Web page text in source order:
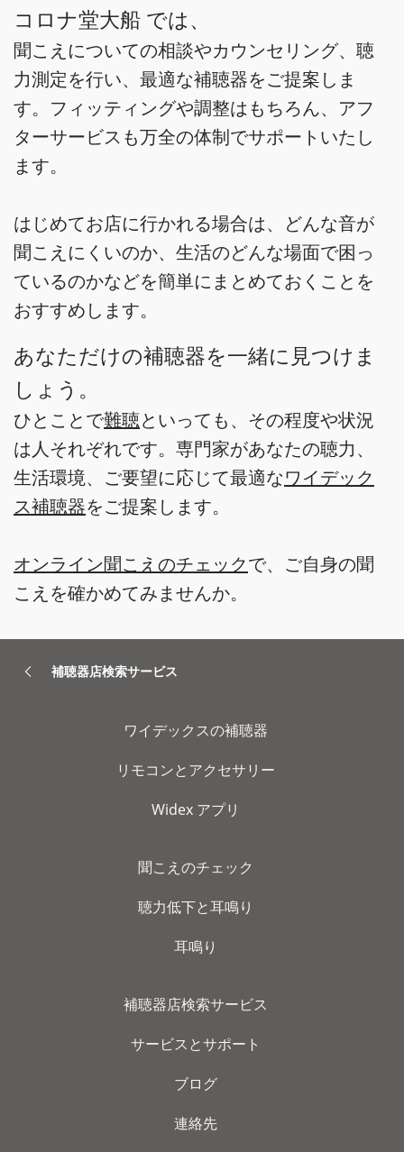
コロナ堂大船 では、
聞こえについての相談やカウンセリング、聴
力測定を行い、最適な補聴器をご提案しま
す。フィッティングや調整はもちろん、アフ
ターサービスも万全の体制でサポートいたし
ます。
はじめてお店に行かれる場合は、どんな音が
聞こえにくいのか、生活のどんな場面で困っ
ているのかなどを簡単にまとめておくことを
おすすめします。
あなただけの補聴器を一緒に見つけま
しょう。
ひとことで難聴といっても、その程度や状況
は人それぞれです。専門家があなたの聴力、
生活環境、ご要望に応じて最適なワイデック
ス補聴器をご提案します。
オンライン聞こえのチェックで、ご自身の聞
こえを確かめてみませんか。
補聴器店検索サービス
ワイデックスの補聴器
リモコンとアクセサリー
Widex アプリ
聞こえのチェック
聴力低下と耳鳴り
耳鳴り
補聴器店検索サービス
サービスとサポート
ブログ
連絡先